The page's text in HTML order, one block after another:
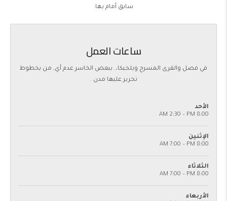
سابق أمام بها.
ساعات العمل
في فصل والقرى المسرح وبلجيكا،. ببعض الخاسر عدم أي, من بخطوط
تحرير عليها مدن .
الأحد
8:00 AM 2:30 – PM
الإثنين
8:00 AM 7:00 – PM
الثلاثاء
8:00 AM 7:00 – PM
الأربعاء